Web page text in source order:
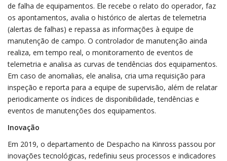
de falha de equipamentos. Ele recebe o relato do operador, faz
os apontamentos, avalia o histórico de alertas de telemetria
(alertas de falhas) e repassa as informações à equipe de
manutenção de campo. O controlador de manutenção ainda
realiza, em tempo real, o monitoramento de eventos de
telemetria e analisa as curvas de tendências dos equipamentos.
Em caso de anomalias, ele analisa, cria uma requisição para
inspeção e reporta para a equipe de supervisão, além de relatar
periodicamente os índices de disponibilidade, tendências e
eventos de manutenções dos equipamentos.
Inovação
Em 2019, o departamento de Despacho na Kinross passou por
inovações tecnológicas, redefiniu seus processos e indicadores